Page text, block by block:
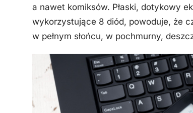
a nawet komiksów. Płaski, dotykowy
wykorzystujące 8 diód, powoduje, że
w pełnym słońcu, w pochmurny,